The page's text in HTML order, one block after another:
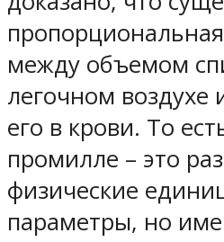
между объемом
легочном
его в крови. То
промилле – это
физические
параметры, но